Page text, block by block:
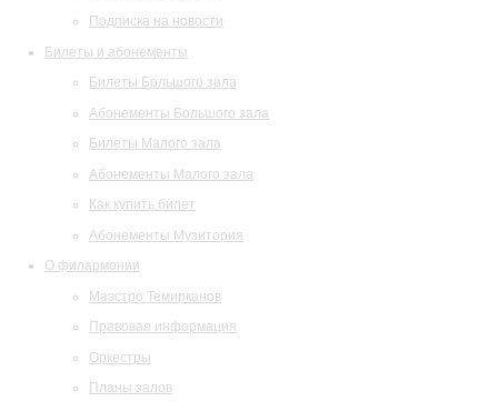
Подписка на новости
Билеты и абонементы
Билеты Большого зала
Абонементы Большого зала
Билеты Малого зала
Абонементы Малого зала
Как купить билет
Абонементы Музитория
О филармонии
Маэстро Темирканов
Правовая информация
Оркестры
Планы залов